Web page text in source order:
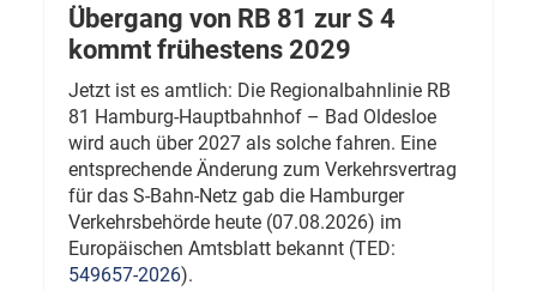
Übergang von RB 81 zur S 4
kommt frühestens 2029
Jetzt ist es amtlich: Die Regionalbahnlinie RB
81 Hamburg-Hauptbahnhof – Bad Oldesloe
wird auch über 2027 als solche fahren. Eine
entsprechende Änderung zum Verkehrsvertrag
für das S-Bahn-Netz gab die Hamburger
Verkehrsbehörde heute (07.08.2026) im
Europäischen Amtsblatt bekannt (TED:
549657-2026).